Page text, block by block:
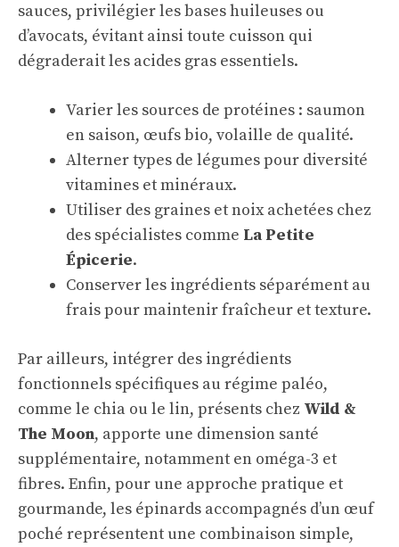
sauces, privilégier les bases huileuses ou
d’avocats, évitant ainsi toute cuisson qui
dégraderait les acides gras essentiels.
Varier les sources de protéines : saumon
en saison, œufs bio, volaille de qualité.
Alterner types de légumes pour diversité
vitamines et minéraux.
Utiliser des graines et noix achetées chez
des spécialistes comme La Petite
Épicerie.
Conserver les ingrédients séparément au
frais pour maintenir fraîcheur et texture.
Par ailleurs, intégrer des ingrédients
fonctionnels spécifiques au régime paléo,
comme le chia ou le lin, présents chez Wild &
The Moon, apporte une dimension santé
supplémentaire, notamment en oméga-3 et
fibres. Enfin, pour une approche pratique et
gourmande, les épinards accompagnés d’un œuf
poché représentent une combinaison simple,